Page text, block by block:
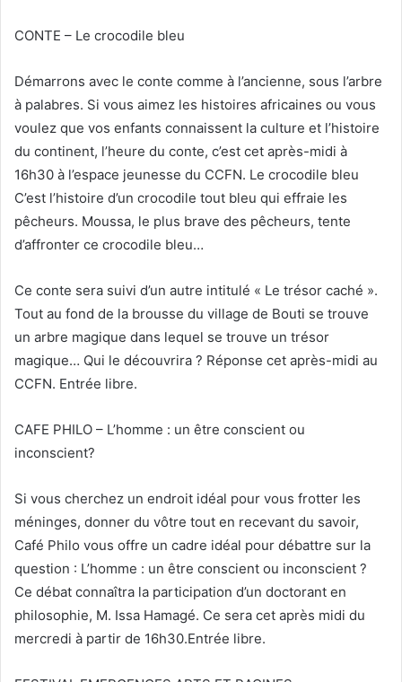
CONTE – Le crocodile bleu
Démarrons avec le conte comme à l’ancienne, sous l’arbre
à palabres. Si vous aimez les histoires africaines ou vous
voulez que vos enfants connaissent la culture et l’histoire
du continent, l’heure du conte, c’est cet après-midi à
16h30 à l’espace jeunesse du CCFN. Le crocodile bleu
C’est l’histoire d’un crocodile tout bleu qui effraie les
pêcheurs. Moussa, le plus brave des pêcheurs, tente
d’affronter ce crocodile bleu…
Ce conte sera suivi d’un autre intitulé « Le trésor caché ».
Tout au fond de la brousse du village de Bouti se trouve
un arbre magique dans lequel se trouve un trésor
magique… Qui le découvrira ? Réponse cet après-midi au
CCFN. Entrée libre.
CAFE PHILO – L’homme : un être conscient ou
inconscient?
Si vous cherchez un endroit idéal pour vous frotter les
méninges, donner du vôtre tout en recevant du savoir,
Café Philo vous offre un cadre idéal pour débattre sur la
question : L’homme : un être conscient ou inconscient ?
Ce débat connaîtra la participation d’un doctorant en
philosophie, M. Issa Hamagé. Ce sera cet après midi du
mercredi à partir de 16h30.Entrée libre.